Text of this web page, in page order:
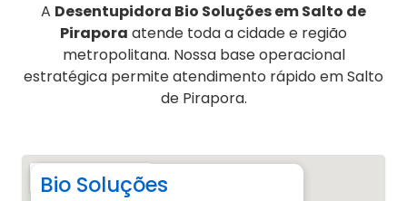
A Desentupidora Bio Soluções em Salto de
Pirapora atende toda a cidade e região
metropolitana. Nossa base operacional
estratégica permite atendimento rápido em Salto
de Pirapora.
Bio Soluções